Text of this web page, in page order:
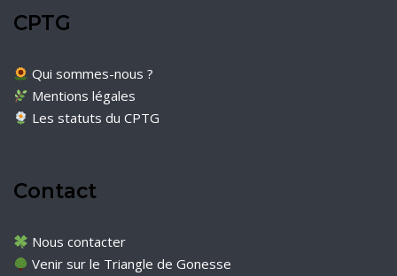
CPTG
Qui sommes-nous ?
Mentions légales
Les statuts du CPTG
Contact
Nous contacter
Venir sur le Triangle de Gonesse